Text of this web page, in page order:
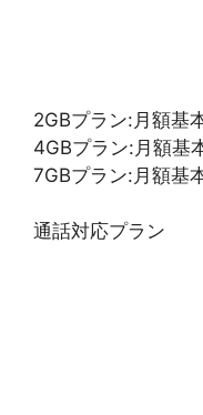
2GBプラン:月額基
4GBプラン:月額基
7GBプラン:月額基
通話対応プラン